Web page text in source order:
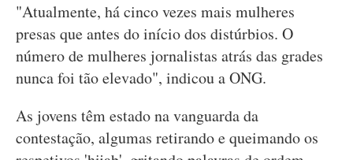
"Atualmente, há cinco vezes mais mulheres
presas que antes do início dos distúrbios. O
número de mulheres jornalistas atrás das grades
nunca foi tão elevado", indicou a ONG.
As jovens têm estado na vanguarda da
contestação, algumas retirando e queimando os